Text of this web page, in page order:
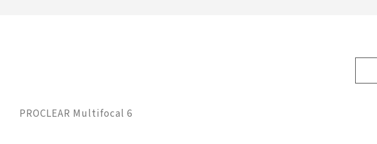
PROCLEAR Multifocal 6